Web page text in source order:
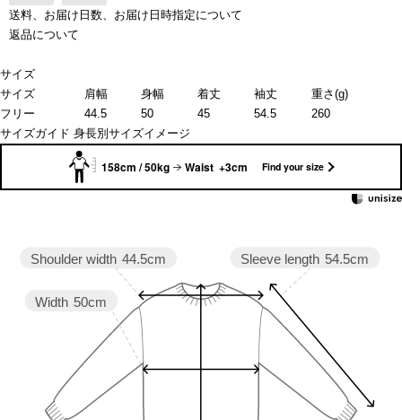
送料、お届け日数、お届け日時指定について
返品について
サイズ
サイズ
肩幅 身幅 着丈 袖丈
重さ(g)
フリー
44.5 50 45 54.5
260
サイズガイド 身長別サイズイメージ
158cm / 50kg Waist +3cm Find your size
Sleeve length 54.5cm
Width 50cm
Shoulder width 44.5cm